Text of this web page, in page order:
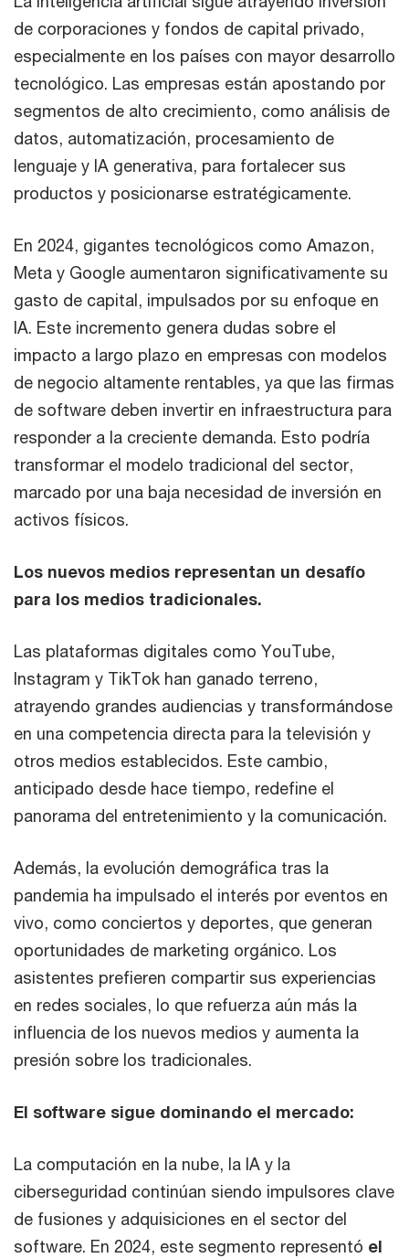
de corporaciones y fondos de capital privado,
especialmente en los países con mayor desarrollo
tecnológico. Las empresas están apostando por
segmentos de alto crecimiento, como análisis de
datos, automatización, procesamiento de
lenguaje y IA generativa, para fortalecer sus
productos y posicionarse estratégicamente.
En 2024, gigantes tecnológicos como Amazon,
Meta y Google aumentaron significativamente su
gasto de capital, impulsados por su enfoque en
IA. Este incremento genera dudas sobre el
impacto a largo plazo en empresas con modelos
de negocio altamente rentables, ya que las firmas
de software deben invertir en infraestructura para
responder a la creciente demanda. Esto podría
transformar el modelo tradicional del sector,
marcado por una baja necesidad de inversión en
activos físicos.
Los nuevos medios representan un desafío
para los medios tradicionales.
Las plataformas digitales como YouTube,
Instagram y TikTok han ganado terreno,
atrayendo grandes audiencias y transformándose
en una competencia directa para la televisión y
otros medios establecidos. Este cambio,
anticipado desde hace tiempo, redefine el
panorama del entretenimiento y la comunicación.
Además, la evolución demográfica tras la
pandemia ha impulsado el interés por eventos en
vivo, como conciertos y deportes, que generan
oportunidades de marketing orgánico. Los
asistentes prefieren compartir sus experiencias
en redes sociales, lo que refuerza aún más la
influencia de los nuevos medios y aumenta la
presión sobre los tradicionales.
El software sigue dominando el mercado:
La computación en la nube, la IA y la
ciberseguridad continúan siendo impulsores clave
de fusiones y adquisiciones en el sector del
software. En 2024, este segmento representó el